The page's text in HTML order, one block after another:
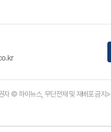
자 © 하이뉴스, 무단전재 및 재배포 금지>